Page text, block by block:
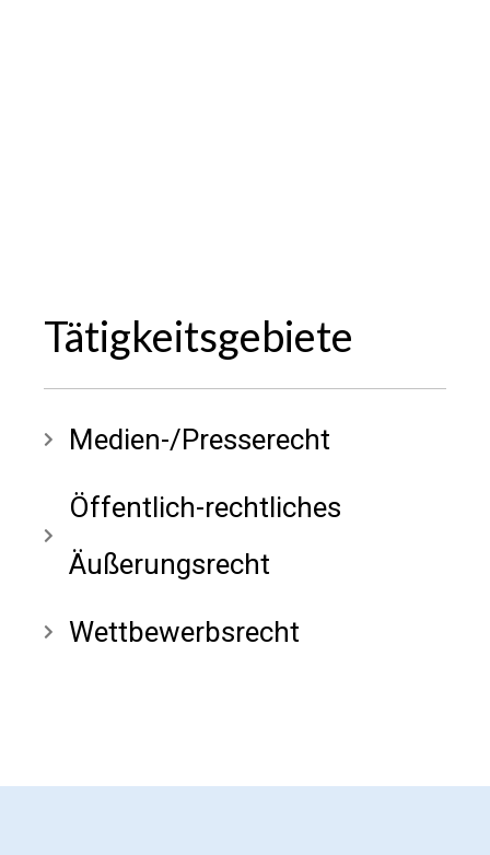
Tätigkeitsgebiete
Medien-/Presserecht
Öffentlich-rechtliches
Äußerungsrecht
Wettbewerbsrecht